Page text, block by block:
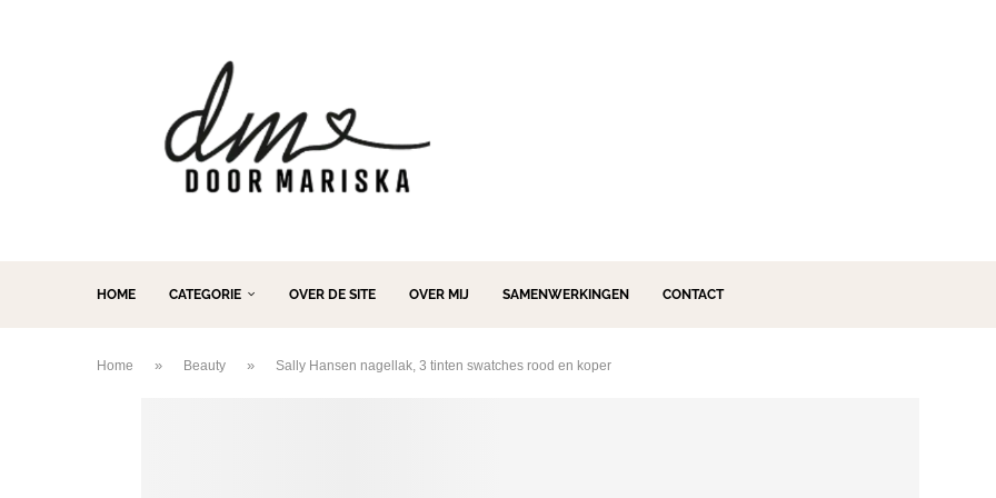
HOME CATEGORIE OVER DE SITE OVER MIJ SAMENWERKINGEN CONTACT
Home » Beauty » Sally Hansen nagellak, 3 tinten swatches rood en koper